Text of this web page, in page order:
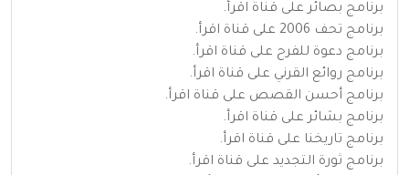
برنامج بصائر على قناة اقرأ.
برنامج تحف 2006 على قناة اقرأ.
برنامج دعوة للفرح على قناة اقرأ.
برنامج روائع القرني على قناة اقرأ.
برنامج أحسن القصص على قناة اقرأ.
برنامج بشائر على قناة اقرأ.
برنامج تاريخنا على قناة اقرأ.
برنامج ثورة التجديد على قناة اقرأ.